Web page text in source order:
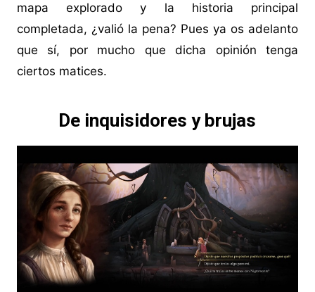
mapa explorado y la historia principal
completada, ¿valió la pena? Pues ya os adelanto
que sí, por mucho que dicha opinión tenga
ciertos matices.
De inquisidores y brujas